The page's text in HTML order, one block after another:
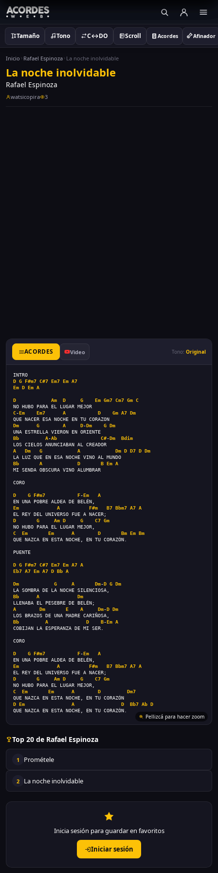
Tamaño Tono C↔DO Scroll Acordes Afinador
Inicio Rafael Espinoza La noche inolvidable
La noche inolvidable
Rafael Espinoza
watsicopira 3
ACORDES Video Tono: Original
INTRO
D G F#m7 C#7 Em7 Em A7
Em D Em A
D Am D G Em Gm7 Cm7 Gm C
NO HUBO PARA EL LUGAR MEJOR
C-Em Em7 A D Gm A7 Dm
QUE NACER ESA NOCHE EN TU CORAZON
Dm
G A D-Dm G Dm
UNA ESTRELLA VIERON EN ORIENTE
Bb
A-Ab C#-Dm
Bdim
LOS CIELOS ANUNCIABAN AL CREADOR
A
Dm G A Dm D D7 D Dm
LA LUZ QUE EN ESA NOCHE VINO AL MUNDO
Bb
A D B Em A
MI SENDA OBSCURA VINO ALUMBRAR
CORO
D G F#m7 F-Em
A
EN UNA POBRE ALDEA DE BELÉN,
Em
A F#m B7 Bbm7 A7 A
EL REY DEL UNIVERSO FUE A NACER;
D
G Am D G C7 Gm
NO HUBO PARA EL LUGAR MEJOR,
C
Em Em A D Bm Em Bm
QUE NAZCA EN ESTA NOCHE, EN TU CORAZÓN.
PUENTE
D G F#m7 C#7 Em7 Em A7 A
Eb7 A7 Em A7 D Bb A
Dm G A Dm-D G Dm
LA SOMBRA DE LA NOCHE SILENCIOSA,
Bb
A
Dm
LLENABA EL PESEBRE DE BELÉN;
A
Dm E A Dm-D Dm
LOS BRAZOS DE UNA MADRE CARIÑOSA,
Bb
A D B-Em A
COBIJAN LA ESPERANZA DE MI SER.
CORO
D G F#m7 F-Em
A
EN UNA POBRE ALDEA DE BELÉN,
Em
A F#m B7 Bbm7 A7 A
EL REY DEL UNIVERSO FUE A NACER;
D
G Am D G C7 Gm
NO HUBO PARA EL LUGAR MEJOR,
C
Em Em A D
Dm7
QUE NAZCA EN ESTA NOCHE, EN TU CORAZÓN
D Em A D Bb7 Ab D
QUE NAZCA EN ESTA NOCHE, EN TU CORAZÓN.
Pellizcá para hacer zoom
Top 20 de Rafael Espinoza
1 Prométele
2 La noche inolvidable
Inicia sesión para guardar en favoritos
Iniciar sesión